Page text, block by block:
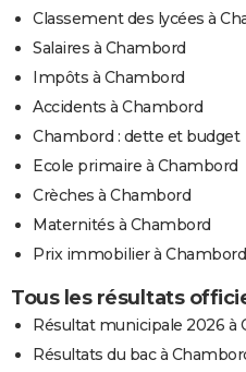
Classement des lycées à
Salaires à Chambord
Impôts à Chambord
Accidents à Chambord
Chambord : dette et budget
Ecole primaire à Chambord
Crèches à Chambord
Maternités à Chambord
Prix immobilier à Chambord
Tous les résultats
Résultat municipale 2026 à
Résultats du bac à